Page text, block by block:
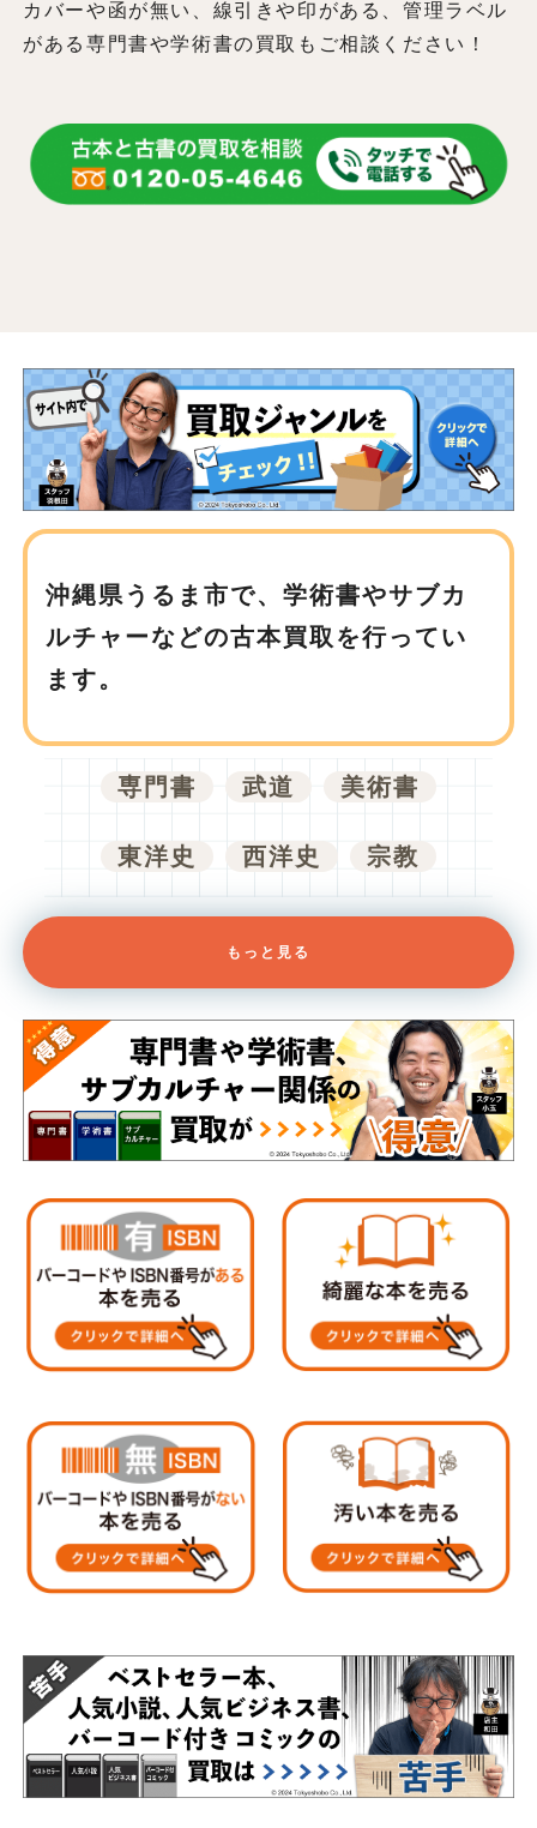
カバーや函が無い、線引きや印がある、管理ラベル
がある専門書や学術書の買取もご相談ください！
沖縄県うるま市で、学術書やサブカ
ルチャーなどの古本買取を行ってい
ます。
専門書 武道 美術書
東洋史 西洋史 宗教
もっと見る